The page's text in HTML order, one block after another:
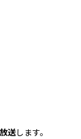
送します。